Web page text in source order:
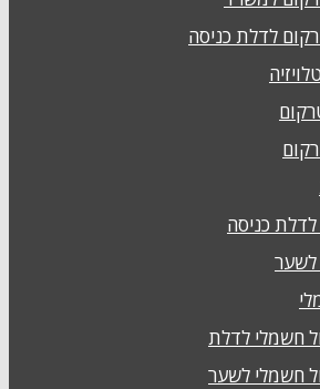
כניסה
לדלת
לשער